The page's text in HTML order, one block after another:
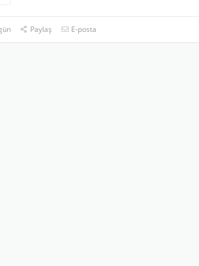
Paylaş E-posta